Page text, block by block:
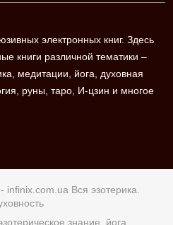
электронных книг. Здесь
книги различной тематики –
медитации, йога, духовная
руны, таро, И-цзин и многое
infinix.com.ua Вся эзотерика.
знание, йога,